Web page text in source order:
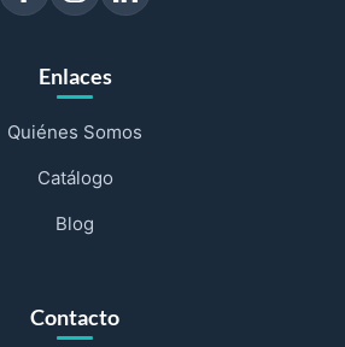
Enlaces
Quiénes Somos
Catálogo
Blog
Contacto